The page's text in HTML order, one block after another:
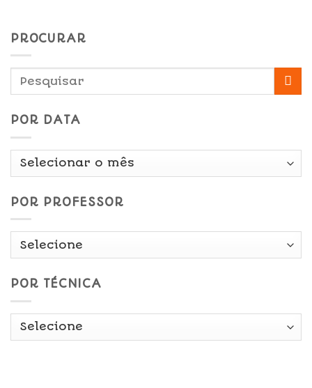
PROCURAR
POR DATA
Por
POR PROFESSOR
POR TÉCNICA